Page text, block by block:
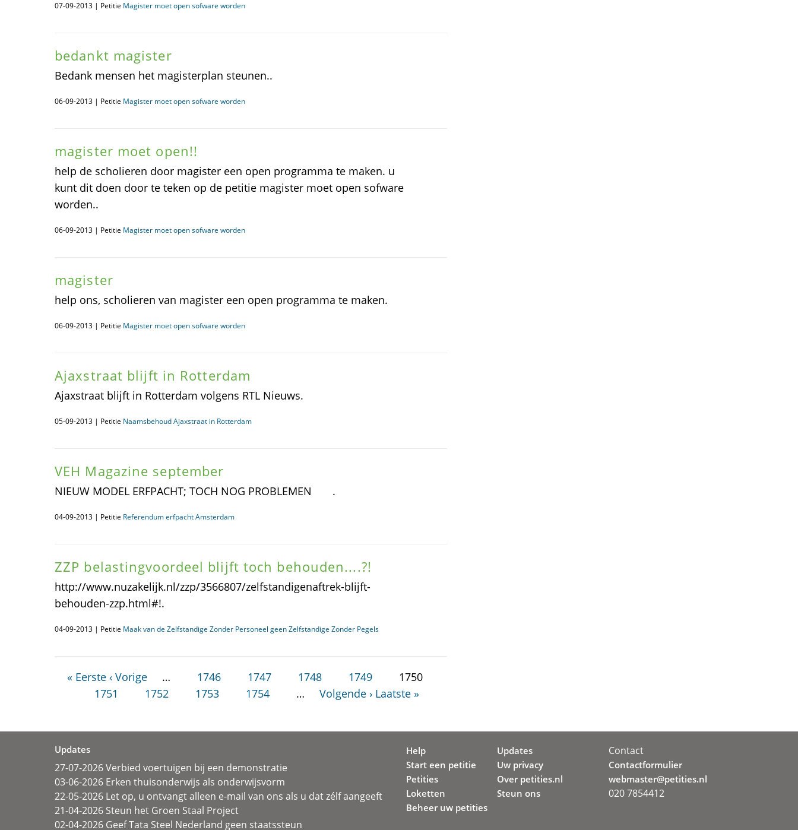
07-09-2013 | Petitie Magister moet open sofware worden
bedankt magister
Bedank mensen het magisterplan steunen..
06-09-2013 | Petitie Magister moet open sofware worden
magister moet open!!
help de scholieren door magister een open programma te maken. u
kunt dit doen door te teken op de petitie magister moet open sofware
worden..
06-09-2013 | Petitie Magister moet open sofware worden
magister
help ons, scholieren van magister een open programma te maken.
06-09-2013 | Petitie Magister moet open sofware worden
Ajaxstraat blijft in Rotterdam
Ajaxstraat blijft in Rotterdam volgens RTL Nieuws.
05-09-2013 | Petitie Naamsbehoud Ajaxstraat in Rotterdam
VEH Magazine september
NIEUW MODEL ERFPACHT; TOCH NOG PROBLEMEN .
04-09-2013 | Petitie Referendum erfpacht Amsterdam
ZZP belastingvoordeel blijft toch behouden....?!
http://www.nuzakelijk.nl/zzp/3566807/zelfstandigenaftrek-blijft-
behouden-zzp.html#!.
04-09-2013 | Petitie Maak van de Zelfstandige Zonder Personeel geen Zelfstandige Zonder Pegels
« Eerste ‹ Vorige … 1746 1747 1748 1749
1750
1751
1752 1753 1754 … Volgende › Laatste »
Updates
27-07-2026 Verbied voertuigen bij een demonstratie
03-06-2026 Erken thuisonderwijs als onderwijsvorm
22-05-2026 Let op, u ontvangt alleen e-mail van ons als u dat zélf aangeeft
21-04-2026 Steun het Groen Staal Project
02-04-2026 Geef Tata Steel Nederland geen staatssteun
Help
Start een petitie
Petities
Loketten
Beheer uw petities
Updates
Uw privacy
Over petities.nl
Steun ons
Contact
Contactformulier
webmaster@petities.nl
020 7854412